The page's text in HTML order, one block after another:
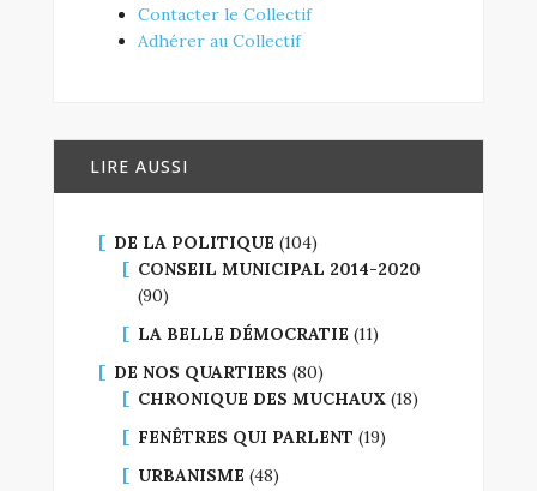
Contacter le Collectif
Adhérer au Collectif
LIRE AUSSI
DE LA POLITIQUE (104)
CONSEIL MUNICIPAL 2014-2020
(90)
LA BELLE DÉMOCRATIE (11)
DE NOS QUARTIERS (80)
CHRONIQUE DES MUCHAUX (18)
FENÊTRES QUI PARLENT (19)
URBANISME (48)